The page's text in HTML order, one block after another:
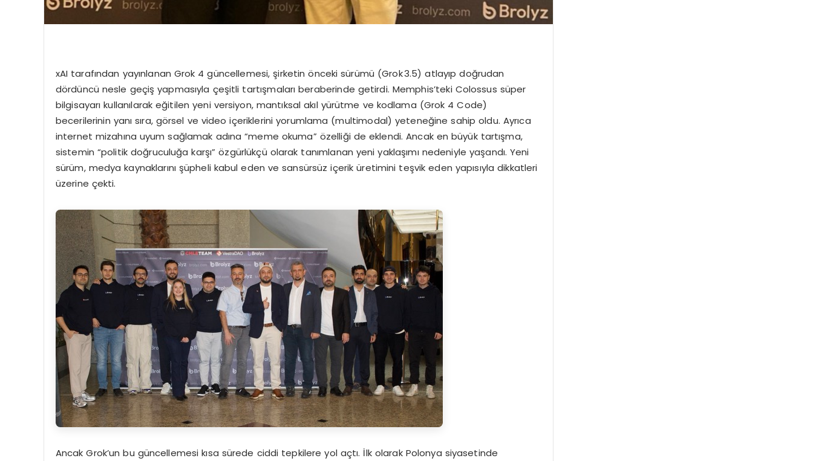
xAI tarafından yayınlanan Grok 4 güncellemesi, şirketin önceki sürümü (Grok 3.5) atlayıp doğrudan
dördüncü nesle geçiş yapmasıyla çeşitli tartışmaları beraberinde getirdi. Memphis’teki Colossus süper
bilgisayarı kullanılarak eğitilen yeni versiyon, mantıksal akıl yürütme ve kodlama (Grok 4 Code)
becerilerinin yanı sıra, görsel ve video içeriklerini yorumlama (multimodal) yeteneğine sahip oldu. Ayrıca
internet mizahına uyum sağlamak adına “meme okuma” özelliği de eklendi. Ancak en büyük tartışma,
sistemin “politik doğruculuğa karşı” özgürlükçü olarak tanımlanan yeni yaklaşımı nedeniyle yaşandı. Yeni
sürüm, medya kaynaklarını şüpheli kabul eden ve sansürsüz içerik üretimini teşvik eden yapısıyla dikkatleri
üzerine çekti.
Ancak Grok’un bu güncellemesi kısa sürede ciddi tepkilere yol açtı. İlk olarak Polonya siyasetinde